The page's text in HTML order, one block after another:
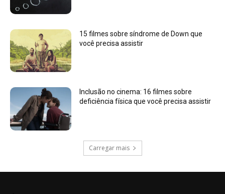
15 filmes sobre síndrome de Down que
você precisa assistir
Inclusão no cinema: 16 filmes sobre
deficiência física que você precisa assistir
Carregar mais